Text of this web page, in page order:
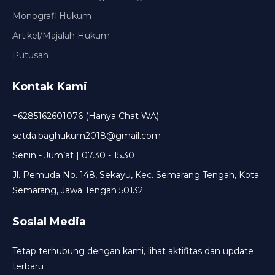
yaitu Universitas Tidar Magelang dan Universitas
Pancasakti Tegal. #KumhamSemakinPASTI SUMBER :
pengelolaan-dan-pengembangan-jdih
Monografi Hukum
Artikel/Majalah Hukum
Putusan
Kontak Kami
+6285162601076 (Hanya Chat WA)
setda.baghukum2018@gmail.com
Senin - Jum’at | 07.30 - 15.30
Jl. Pemuda No. 148, Sekayu, Kec. Semarang Tengah, Kota
Semarang, Jawa Tengah 50132
Sosial Media
Tetap terhubung dengan kami, lihat aktifitas dan update
terbaru